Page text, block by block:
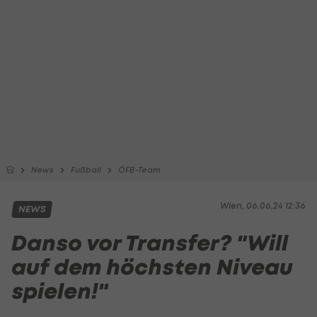
News Fußball ÖFB-Team
Wien, 06.06.24 12:36
NEWS
Danso vor Transfer? "Will
auf dem höchsten Niveau
spielen!"